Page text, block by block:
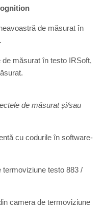
de măsurat în
de măsurat în testo IRSoft,
de măsurat și/sau
cu codurile în software-
termoviziune testo 883 /
camera de termoviziune